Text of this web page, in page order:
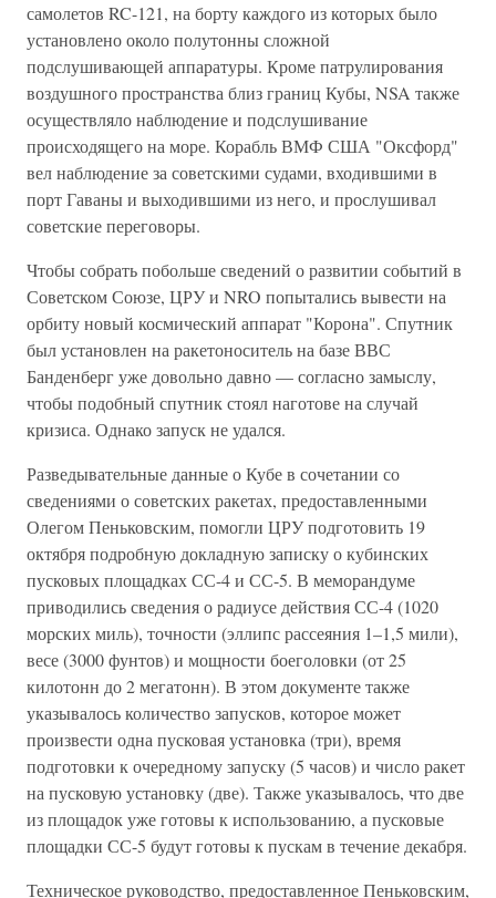
самолетов RC-121, на борту каждого из которых было
установлено около полутонны сложной
подслушивающей аппаратуры. Кроме патрулирования
воздушного пространства близ границ Кубы, NSA также
осуществляло наблюдение и подслушивание
происходящего на море. Корабль ВМФ США "Оксфорд"
вел наблюдение за советскими судами, входившими в
порт Гаваны и выходившими из него, и прослушивал
советские переговоры.
Чтобы собрать побольше сведений о развитии событий в
Советском Союзе, ЦРУ и NRO попытались вывести на
орбиту новый космический аппарат "Корона". Спутник
был установлен на ракетоноситель на базе ВВС
Банденберг уже довольно давно — согласно замыслу,
чтобы подобный спутник стоял наготове на случай
кризиса. Однако запуск не удался.
Разведывательные данные о Кубе в сочетании со
сведениями о советских ракетах, предоставленными
Олегом Пеньковским, помогли ЦРУ подготовить 19
октября подробную докладную записку о кубинских
пусковых площадках СС-4 и СС-5. В меморандуме
приводились сведения о радиусе действия СС-4 (1020
морских миль), точности (эллипс рассеяния 1–1,5 мили),
весе (3000 фунтов) и мощности боеголовки (от 25
килотонн до 2 мегатонн). В этом документе также
указывалось количество запусков, которое может
произвести одна пусковая установка (три), время
подготовки к очередному запуску (5 часов) и число ракет
на пусковую установку (две). Также указывалось, что две
из площадок уже готовы к использованию, а пусковые
площадки СС-5 будут готовы к пускам в течение декабря.
Техническое руководство, предоставленное Пеньковским,